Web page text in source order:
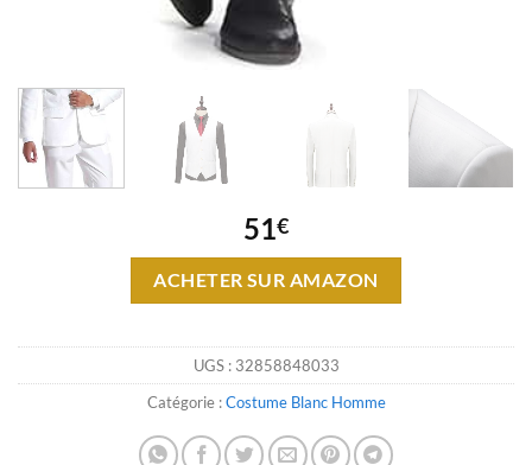
51€
ACHETER SUR AMAZON
UGS : 32858848033
Catégorie :Costume Blanc Homme